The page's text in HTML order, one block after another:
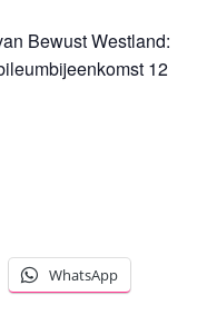
Bewust Westland:
12
WhatsApp